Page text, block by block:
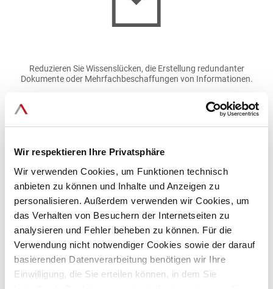
Wir respektieren Ihre Privatsphäre
Wir verwenden Cookies, um Funktionen technisch
anbieten zu können und Inhalte und Anzeigen zu
personalisieren. Außerdem verwenden wir Cookies, um
das Verhalten von Besuchern der Internetseiten zu
analysieren und Fehler beheben zu können. Für die
Verwendung nicht notwendiger Cookies sowie der darauf
basierenden Datenverarbeitung benötigen wir Ihre
Einwilligung, die Sie erteilen können, in dem Sie
Reduzieren Sie Wissenslücken, die Erstellung redundanter
Dokumente oder Mehrfachbeschaffungen von Informationen.
Bild
Steigern Sie die Zugriffe auf Ihr Wissensmanagementportal und
sorgen Sie dafür, dass vorhandenes Wissen von Ihren Anwendern
besser genutzt wird.